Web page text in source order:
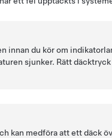
innan du kör om
sjunker. Rätt
kan medföra att ett däck